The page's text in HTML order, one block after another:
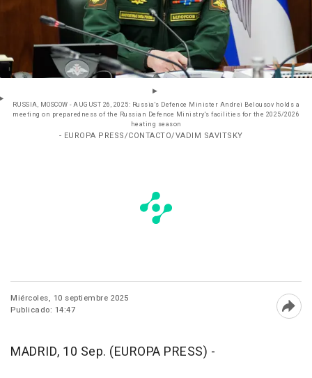
RUSSIA, MOSCOW - AUGUST 26, 2025: Russia's Defence Minister Andrei Belousov holds a
meeting on preparedness of the Russian Defence Ministry's facilities for the 2025/2026
heating season
- EUROPA PRESS/CONTACTO/VADIM SAVITSKY
Miércoles, 10 septiembre 2025
Publicado: 14:47
MADRID, 10 Sep. (EUROPA PRESS) -